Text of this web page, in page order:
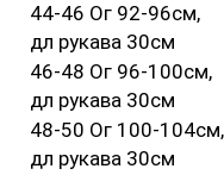
44-46 Ог 92-96см,
дл рукава 30см
46-48 Ог 96-
дл рукава 30см
48-50 Ог 100-
дл рукава 30см